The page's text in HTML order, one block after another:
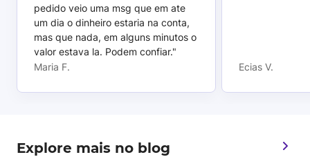
pedido veio uma msg que em ate
um dia o dinheiro estaria na conta,
mas que nada, em alguns minutos o
valor estava la. Podem confiar."
Maria F.
Ecias V.
Explore mais no blog